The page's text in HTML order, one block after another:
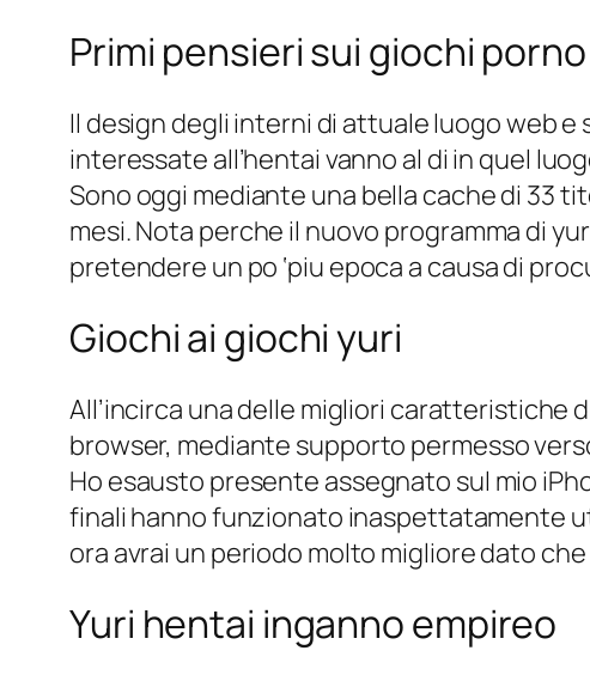
Primi pensieri sui giochi
Il design degli interni di attuale luogo web
interessate all’hentai vanno al di in quel
Sono oggi mediante una bella cache di 33
mesi. Nota perche il nuovo programma di
pretendere un po ‘piu epoca a causa di
Giochi ai giochi yuri
All’incirca una delle migliori caratteristiche
browser, mediante supporto permesso
Ho esausto presente assegnato sul mio
finali hanno funzionato inaspettatamente
ora avrai un periodo molto migliore dato
Yuri hentai inganno empireo